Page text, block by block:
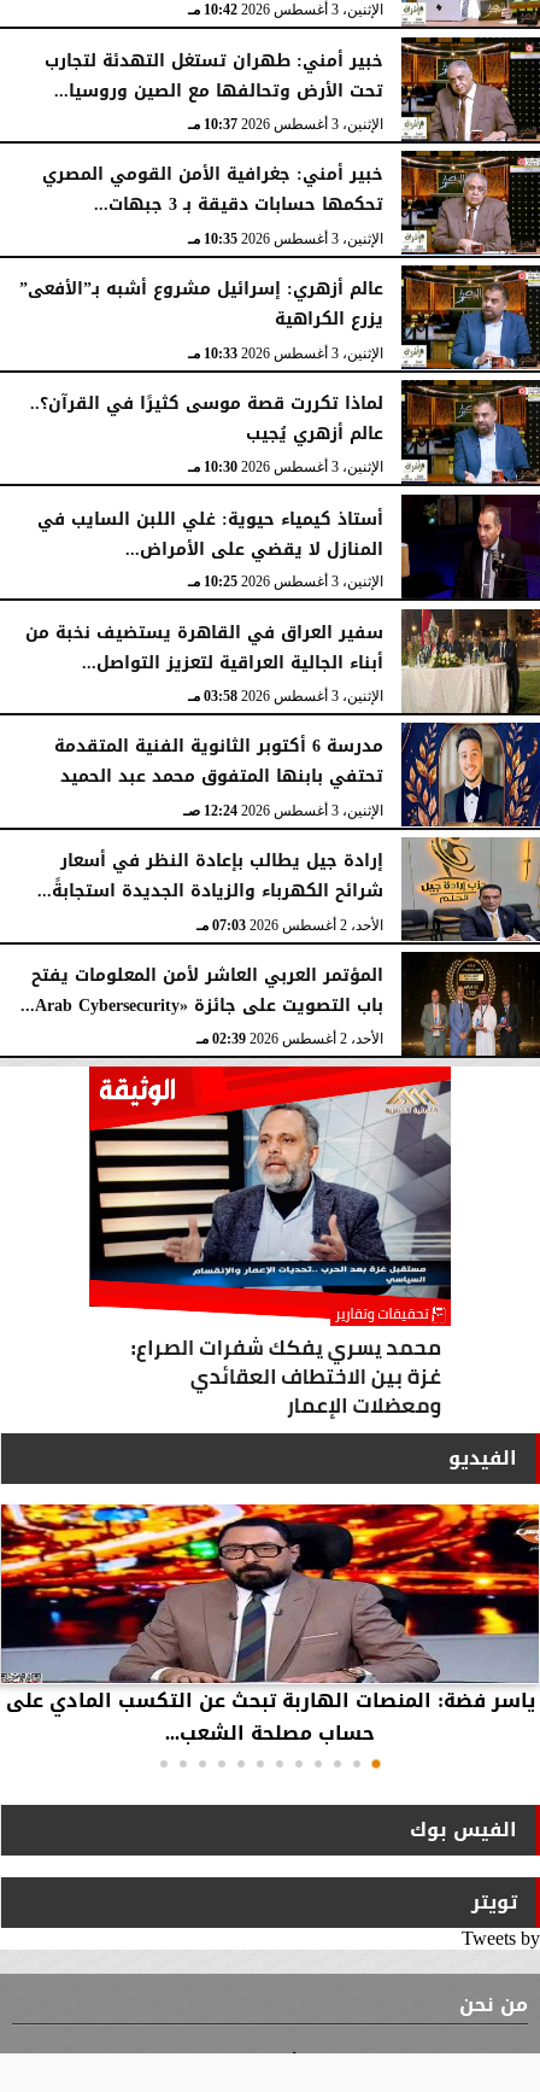
الإثنين، 3 أغسطس 2026 10:42 مـ
خبير أمني: طهران تستغل التهدئة لتجارب
تحت الأرض وتحالفها مع الصين وروسيا...
الإثنين، 3 أغسطس 2026 10:37 مـ
خبير أمني: جغرافية الأمن القومي المصري
تحكمها حسابات دقيقة بـ 3 جبهات...
الإثنين، 3 أغسطس 2026 10:35 مـ
عالم أزهري: إسرائيل مشروع أشبه بـ”الأفعى”
يزرع الكراهية
الإثنين، 3 أغسطس 2026 10:33 مـ
لماذا تكررت قصة موسى كثيرًا في القرآن؟..
عالم أزهري يُجيب
الإثنين، 3 أغسطس 2026 10:30 مـ
أستاذ كيمياء حيوية: غلي اللبن السايب في
المنازل لا يقضي على الأمراض...
الإثنين، 3 أغسطس 2026 10:25 مـ
سفير العراق في القاهرة يستضيف نخبة من
أبناء الجالية العراقية لتعزيز التواصل...
الإثنين، 3 أغسطس 2026 03:58 مـ
مدرسة 6 أكتوبر الثانوية الفنية المتقدمة
تحتفي بابنها المتفوق محمد عبد الحميد
الإثنين، 3 أغسطس 2026 12:24 صـ
إرادة جيل يطالب بإعادة النظر في أسعار
شرائح الكهرباء والزيادة الجديدة استجابةً...
الأحد، 2 أغسطس 2026 07:03 مـ
المؤتمر العربي العاشر لأمن المعلومات يفتح
باب التصويت على جائزة «Arab Cybersecurity...
الأحد، 2 أغسطس 2026 02:39 مـ
الفيديو
ياسر فضة: المنصات الهاربة تبحث عن التكسب المادي على
حساب مصلحة الشعب...
الفيس بوك
تويتر
Tweets by
من نحن